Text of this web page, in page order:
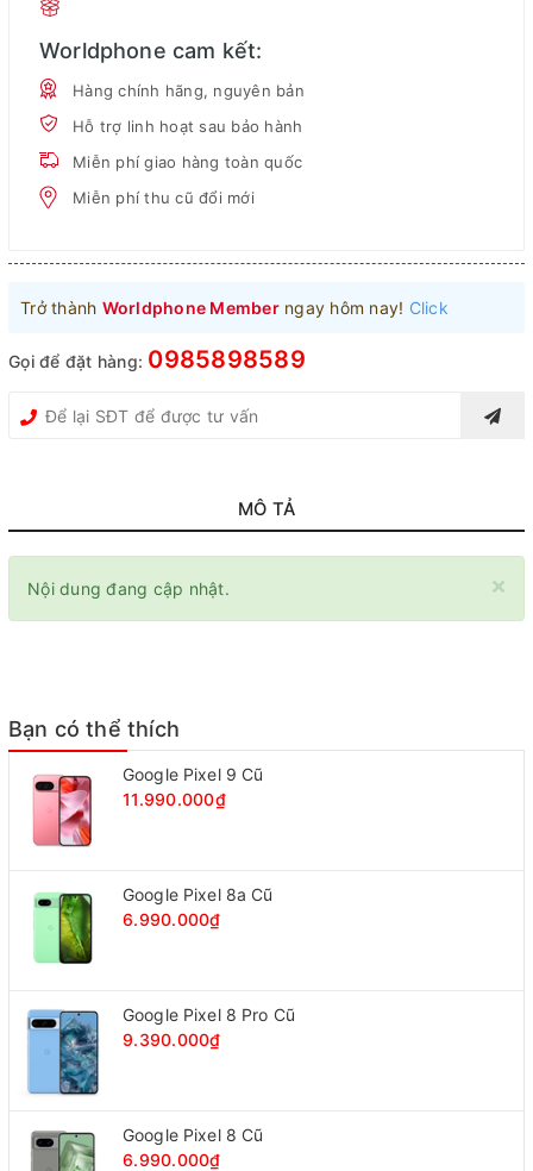
Worldphone cam kết:
Hàng chính hãng, nguyên bản
Hỗ trợ linh hoạt sau bảo hành
Miễn phí giao hàng toàn quốc
Miễn phí thu cũ đổi mới
Trở thành Worldphone Memberngay hôm nay! Click
Gọi để đặt hàng: 0985898589
MÔ TẢ
×
Nội dung đang cập nhật.
Bạn có thể thích
Google Pixel 9 Cũ
11.990.000₫
Google Pixel 8a Cũ
6.990.000₫
Google Pixel 8 Pro Cũ
9.390.000₫
Google Pixel 8 Cũ
6.990.000₫